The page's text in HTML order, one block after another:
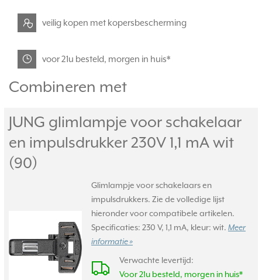
veilig kopen met kopersbescherming
voor 21u besteld, morgen in huis*
Combineren met
JUNG glimlampje voor schakelaar
en impulsdrukker 230V 1,1 mA wit
(90)
Glimlampje voor schakelaars en
impulsdrukkers. Zie de volledige lijst
hieronder voor compatibele artikelen.
Specificaties: 230 V, 1,1 mA, kleur: wit. Meer
informatie »
Verwachte levertijd:
Voor 21u besteld, morgen in huis*